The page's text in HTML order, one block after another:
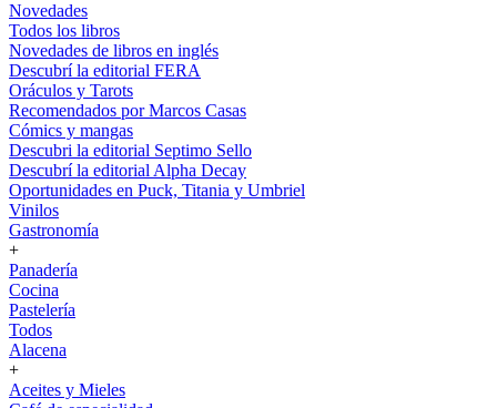
Novedades
Todos los libros
Novedades de libros en inglés
Descubrí la editorial FERA
Oráculos y Tarots
Recomendados por Marcos Casas
Cómics y mangas
Descubri la editorial Septimo Sello
Descubrí la editorial Alpha Decay
Oportunidades en Puck, Titania y Umbriel
Vinilos
Gastronomía
+
Panadería
Cocina
Pastelería
Todos
Alacena
+
Aceites y Mieles